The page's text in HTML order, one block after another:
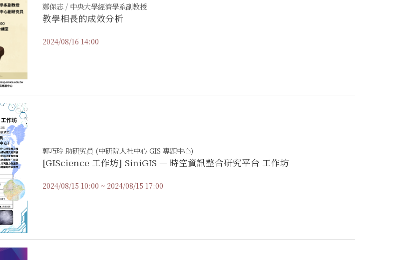
鄭保志 / 中央大學經濟學系副教授
教學相長的成效分析
2024/08/16 14:00
郭巧玲 助研究員 (中研院人社中心 GIS 專題中心)
[GIScience 工作坊] SiniGIS — 時空資訊整合研究平台 工作坊
2024/08/15 10:00 ~ 2024/08/15 17:00